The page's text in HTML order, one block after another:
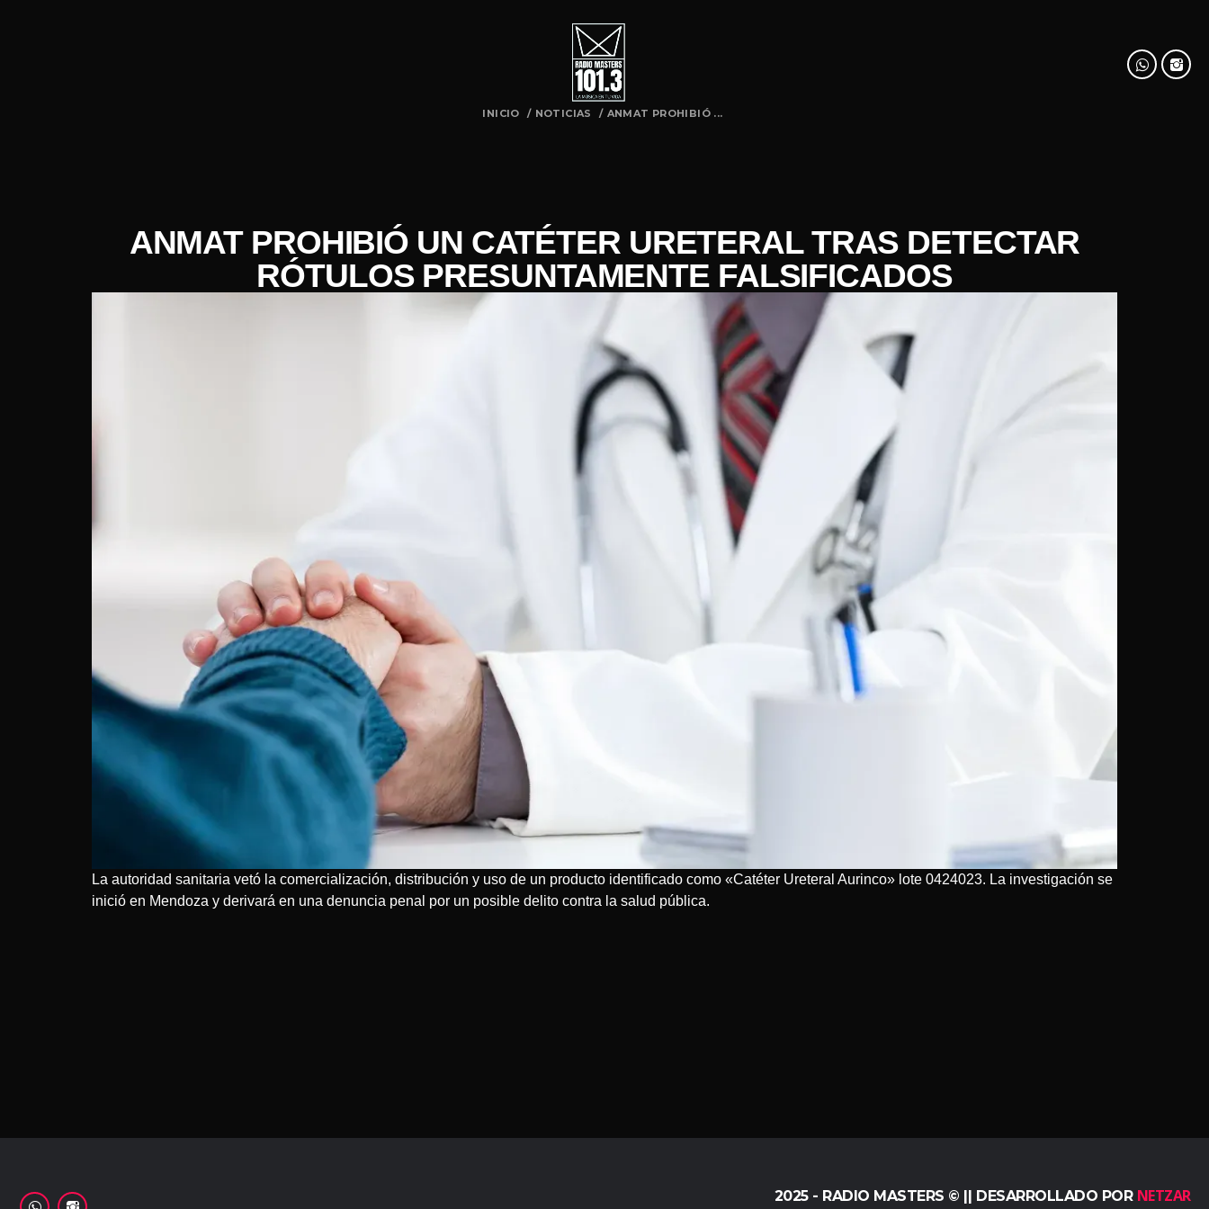
INICIO / NOTICIAS / ANMAT PROHIBIÓ ...
ANMAT PROHIBIÓ UN CATÉTER URETERAL TRAS DETECTAR
RÓTULOS PRESUNTAMENTE FALSIFICADOS
La autoridad sanitaria vetó la comercialización, distribución y uso de un producto identificado como «Catéter Ureteral Aurinco» lote 0424023. La investigación se
inició en Mendoza y derivará en una denuncia penal por un posible delito contra la salud pública.
2025 - RADIO MASTERS © || DESARROLLADO POR NETZAR